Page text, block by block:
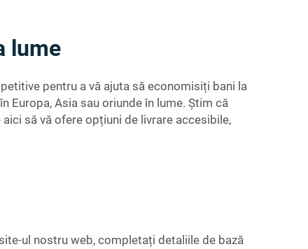
lume
pentru a vă ajuta să economisiți bani la
Asia sau oriunde în lume. Știm că
să vă ofere opțiuni de livrare accesibile,
ul nostru web, completați detaliile de bază